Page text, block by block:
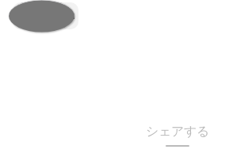
いいね:
シェアする